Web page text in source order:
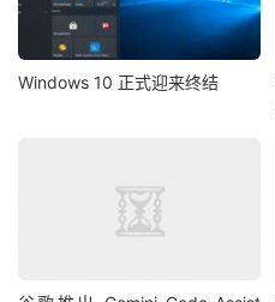
Windows 10 正式迎来终结